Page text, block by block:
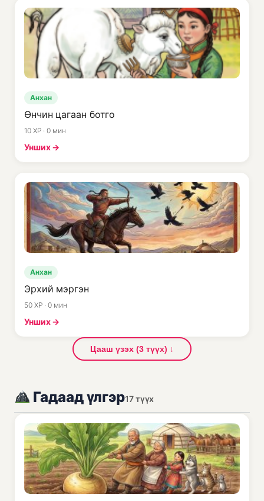
Анхан
Өнчин цагаан ботго
10 XP · 0 мин
Унших →
Анхан
Эрхий мэргэн
50 XP · 0 мин
Унших →
Цааш үзэх (3 түүх) ↓
Гадаад үлгэр17 түүх